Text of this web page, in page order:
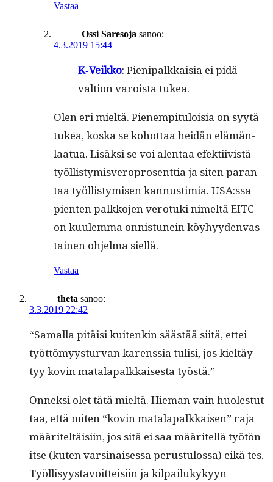
Vastaa
Ossi Saresoja sanoo:
4.3.2019 15:44
K‑Veikko: Pieni­palkkaisia ei pidä
val­tion varoista tukea.
Olen eri mieltä. Pienem­pit­u­loisia on syytä
tukea, kos­ka se kohot­taa hei­dän elämän­
laat­ua. Lisäk­si se voi alen­taa efek­ti­ivistä
työl­listymisvero­pros­ent­tia ja siten paran­
taa työl­listymisen kan­nus­timia. USA:ssa
pien­ten palkko­jen vero­tu­ki nimeltä EITC
on kuulem­ma onnis­tunein köy­hyy­den­vas­
tainen ohjel­ma siellä.
Vastaa
theta sanoo:
3.3.2019 22:42
“Samal­la pitäisi kuitenkin säästää siitä, ettei
työt­tömyys­tur­van karenssia tulisi, jos kieltäy­
tyy kovin mata­la­palkkaises­ta työstä.”
Onnek­si olet tätä mieltä. Hie­man vain huolestut­
taa, että miten “kovin mata­la­palkkaisen” raja
määriteltäisi­in, jos sitä ei saa määritel­lä työtön
itse (kuten varsi­naises­sa perus­tu­los­sa) eikä tes.
Työl­lisyys­tavoit­teisi­in ja kil­pailukykyyn